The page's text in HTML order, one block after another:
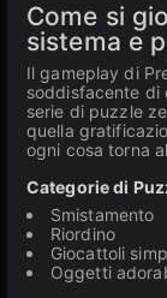
Come si
sistema e
Il gameplay di
soddisfacente di
serie di puzzle
quella
ogni cosa torna
Categorie di
Smistamento
Riordino
Giocattoli
Oggetti